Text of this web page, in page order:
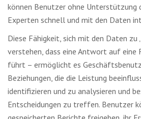
können Benutzer ohne Unterstützung
Experten schnell und mit den Daten
Diese Fähigkeit, sich mit den Daten zu
verstehen, dass eine Antwort auf eine
führt – ermöglicht es
Beziehungen, die die Leistung
identifizieren und zu analysieren und
Entscheidungen zu treffen. Benutzer